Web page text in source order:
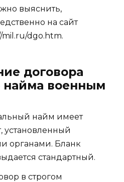
выяснить,
на сайт
dgo.htm.
договора
найма военным
найм имеет
установленный
органами. Бланк
стандартный.
в строгом